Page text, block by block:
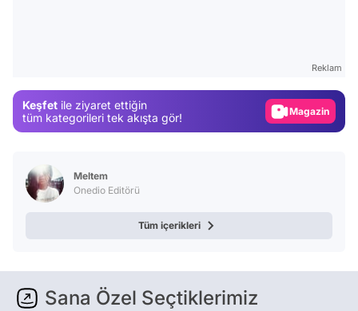
Reklam
Keşfet ile ziyaret ettiğin
tüm kategorileri tek akışta gör!
Video
Meltem
Onedio Editörü
Tüm içerikleri
Sana Özel Seçtiklerimiz